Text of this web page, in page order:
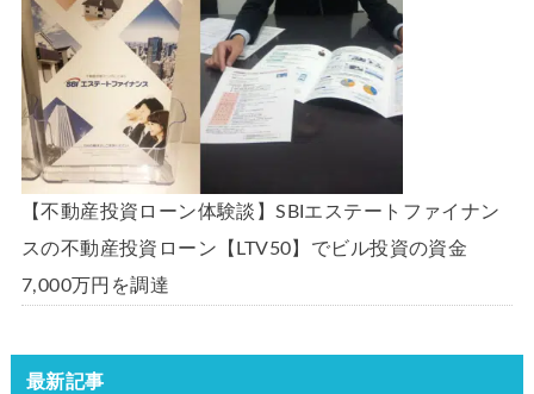
【不動産投資ローン体験談】SBIエステートファイナン
スの不動産投資ローン【LTV50】でビル投資の資金
7,000万円を調達
最新記事